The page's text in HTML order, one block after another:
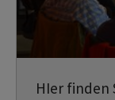
HIer finden